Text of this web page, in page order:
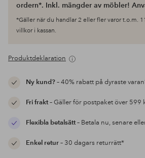
ordern*. Inkl. mängder av möbler!
*Gäller när du handlar 2 eller fler varor t.o.m.
villkor i kassan.
Produktdeklaration
Ny kund?– 40% rabatt på dyraste
Fri frakt– Gäller för postpaket över 599
Flexibla betalsätt– Betala nu, senare
Enkel retur– 30 dagars returrätt*